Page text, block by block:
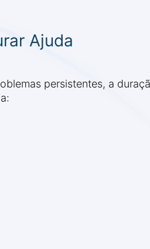
Ajuda
persistentes, a